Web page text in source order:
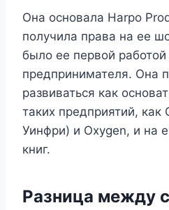
Она основала Harpo
получила права на ее
было ее первой работой
предпринимателя. Она
развиваться как
таких предприятий, как
Уинфри) и Oxygen, и на
книг.
Разница между